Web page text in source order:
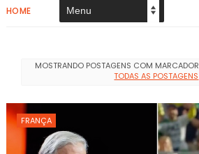
HOME
MOSTRANDO POSTAGENS COM MARCADOR
TODAS AS POSTAGENS
FRANÇA